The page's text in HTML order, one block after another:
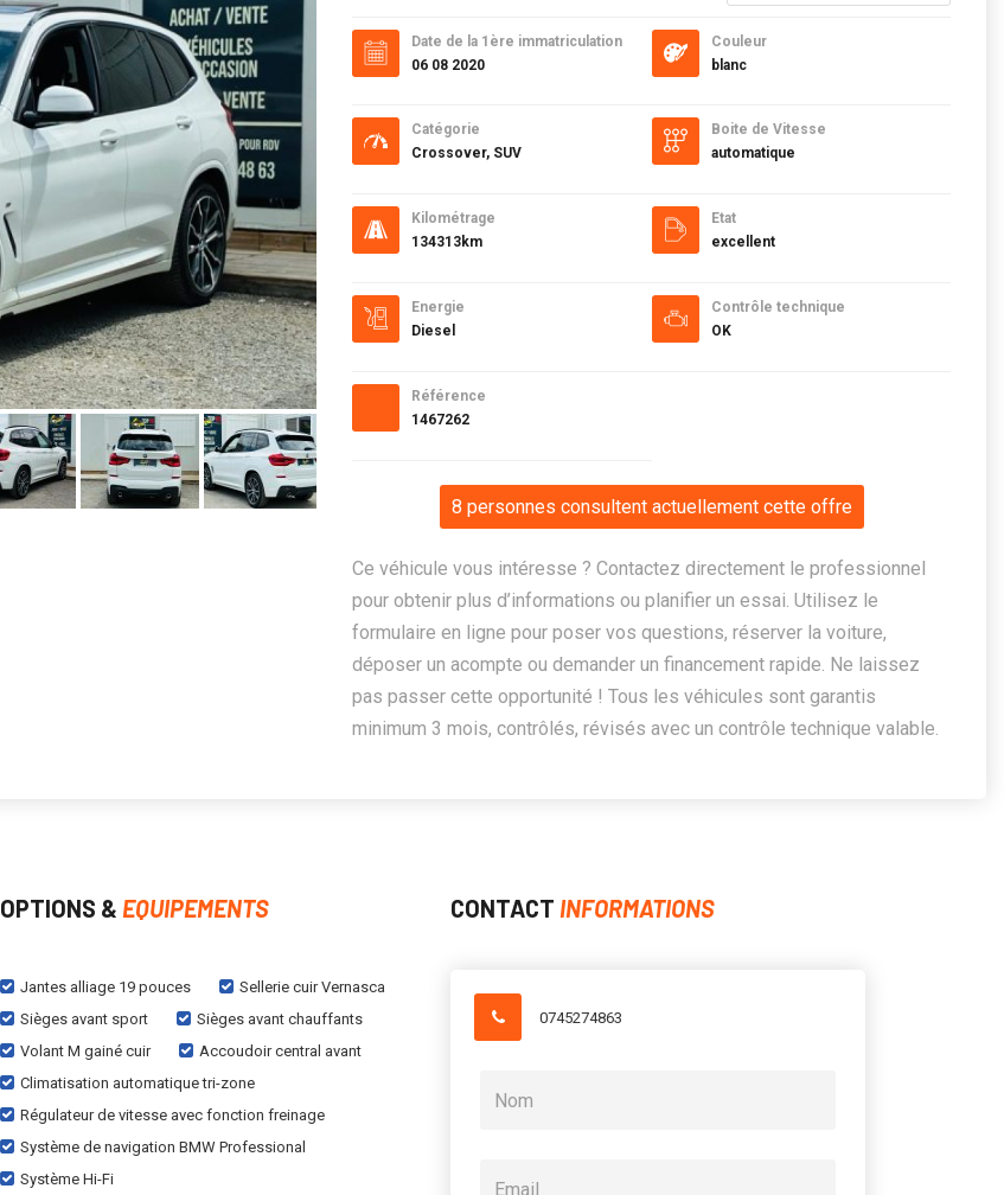
Date de la 1ère immatriculation
06 08 2020
Catégorie
Crossover, SUV
Kilométrage
134313km
Energie
Diesel
Référence
1467262
Couleur
blanc
Boite de Vitesse
automatique
Etat
excellent
Contrôle technique
OK
8 personnes consultent actuellement cette offre
Ce véhicule vous intéresse ? Contactez directement le professionnel
pour obtenir plus d’informations ou planifier un essai. Utilisez le
formulaire en ligne pour poser vos questions, réserver la voiture,
déposer un acompte ou demander un financement rapide. Ne laissez
pas passer cette opportunité ! Tous les véhicules sont garantis
minimum 3 mois, contrôlés, révisés avec un contrôle technique valable.
OPTIONS & EQUIPEMENTS
Jantes alliage 19 pouces
Sellerie cuir Vernasca
Sièges avant sport
Sièges avant chauffants
Volant M gainé cuir
Accoudoir central avant
Climatisation automatique tri-zone
Régulateur de vitesse avec fonction freinage
Système de navigation BMW Professional
Système Hi-Fi
CONTACT INFORMATIONS
0745274863